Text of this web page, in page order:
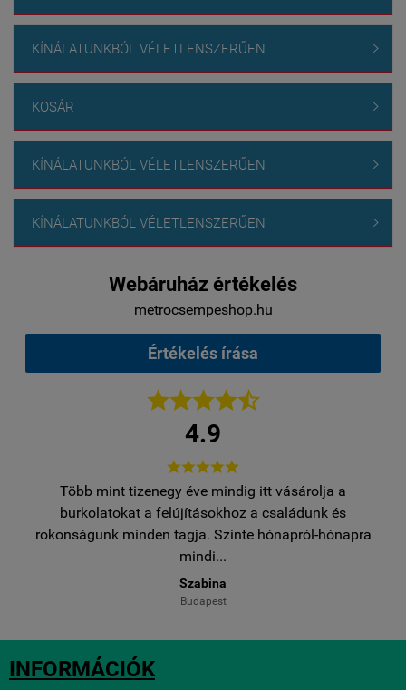
KÍNÁLATUNKBÓL VÉLETLENSZERŰEN 
KOSÁR 
KÍNÁLATUNKBÓL VÉLETLENSZERŰEN 
KÍNÁLATUNKBÓL VÉLETLENSZERŰEN 
Webáruház értékelés
metrocsempeshop.hu
Értékelés írása

4.9

Több mint tizenegy éve mindig itt vásárolja a
burkolatokat a felújításokhoz a családunk és
rokonságunk minden tagja. Szinte hónapról-hónapra
mindi...
Szabina
Budapest
INFORMÁCIÓK